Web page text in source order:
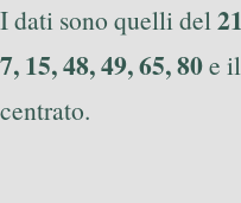
I dati sono quelli del
7, 15, 48, 49, 65, 80e
centrato.